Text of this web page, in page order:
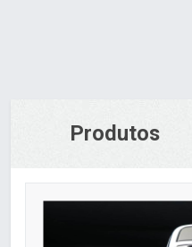
Produtos